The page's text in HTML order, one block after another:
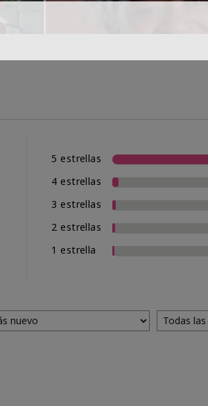
5 estrellas
4 estrellas
3 estrellas
2 estrellas
1 estrella